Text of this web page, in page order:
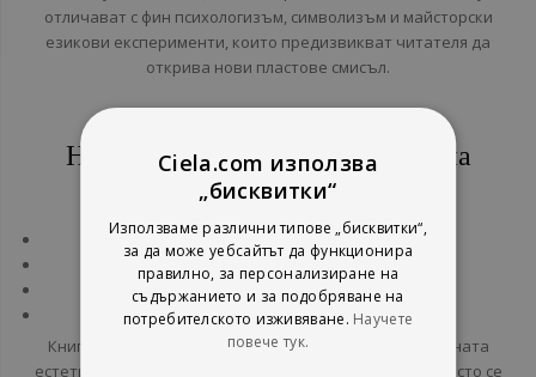
отличават с фин психологизъм, символизъм и майсторски
езикови експерименти, които предизвикват читателя да
открива нови пластове смисъл.
Най-известните произведения на
Владимир Набоков
„Лолита“;
„Покана за екзекуция“;
„Поп, дама, вале - Смях в тъмното“;
„Дар“ и др.
Книги, които се превръщат в емблема на литературната
естетика и художествената критика. В творбите му често се
Ciela.com използва
„бисквитки“
Използваме различни типове „бисквитки“,
за да може уебсайтът да функционира
правилно, за персонализиране на
съдържанието и за подобряване на
потребителското изживяване. Научете
повече тук.